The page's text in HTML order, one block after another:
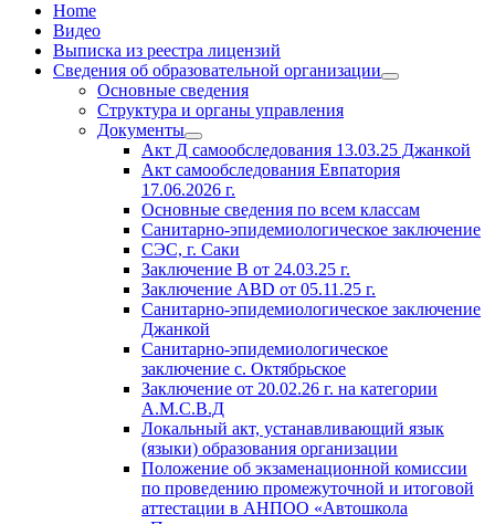
Home
Видео
Выписка из реестра лицензий
Сведения об образовательной организации
Основные сведения
Структура и органы управления
Документы
Акт Д самообследования 13.03.25 Джанкой
Акт самообследования Евпатория
17.06.2026 г.
Основные сведения по всем классам
Санитарно-эпидемиологическое заключение
СЭС, г. Саки
Заключение В от 24.03.25 г.
Заключение АВD от 05.11.25 г.
Санитарно-эпидемиологическое заключение
Джанкой
Санитарно-эпидемиологическое
заключение с. Октябрьское
Заключение от 20.02.26 г. на категории
А.М.С.В.Д
Локальный акт, устанавливающий язык
(языки) образования организации
Положение об экзаменационной комиссии
по проведению промежуточной и итоговой
аттестации в АНПОО «Автошкола